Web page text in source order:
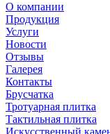
О компании
Продукция
Услуги
Новости
Отзывы
Галерея
Контакты
Брусчатка
Тротуарная плитка
Тактильная плитка